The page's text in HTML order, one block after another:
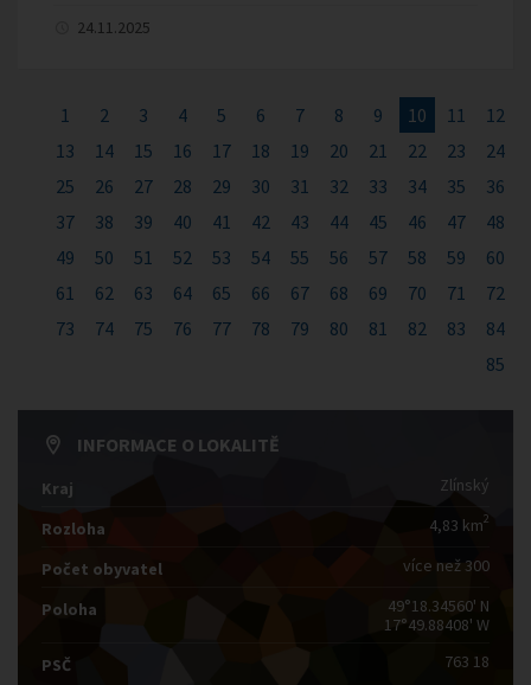
24.11.2025
1 2 3 4 5 6 7 8 9 10 11
12
13
14 15 16 17 18 19 20 21 22 23
24
25
26 27 28 29 30 31 32 33 34 35
36
37
38 39 40 41 42 43 44 45 46 47
48
49
50 51 52 53 54 55 56 57 58 59
60
61
62 63 64 65 66 67 68 69 70 71
72
73
74 75 76 77 78 79 80 81 82 83
84
85
INFORMACE O LOKALITĚ
Kraj Zlínský
Rozloha 4,83 km2
Počet obyvatel více než 300
Poloha
49°18.34560' N
17°49.88408' W
PSČ
763 18